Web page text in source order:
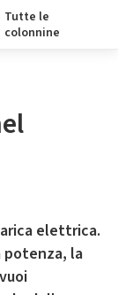
Tutte le
colonnine
elettrica.
potenza, la